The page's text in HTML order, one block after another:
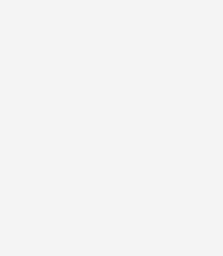
Die Bauunternehmen brauchen
Kapazitäten.“
die Zins-Schockstarre beim
werde. Die bisher
offensichtlich keine ausreichende
„Hier braucht es Impulse für alle
Und hier braucht es gemeinsames,
Ländern:
Neubau muss bei den
deutlich aufgestockt werden.